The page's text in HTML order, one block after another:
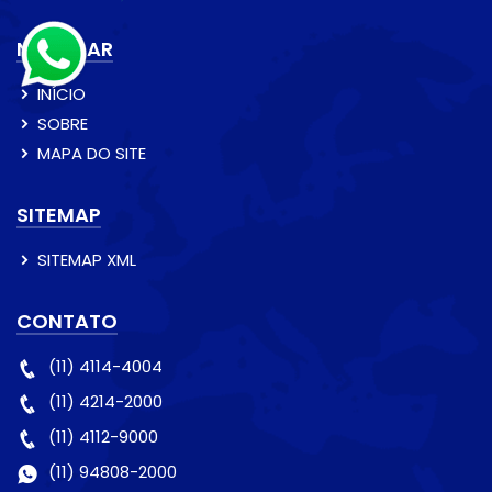
NAVEGAR
INÍCIO
SOBRE
MAPA DO SITE
SITEMAP
SITEMAP XML
CONTATO
(11) 4114-4004
(11) 4214-2000
(11) 4112-9000
(11) 94808-2000